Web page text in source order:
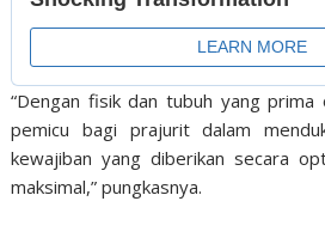
“Dengan fisik dan tubuh yang
pemicu bagi prajurit dalam
kewajiban yang diberikan secara
maksimal,” pungkasnya.